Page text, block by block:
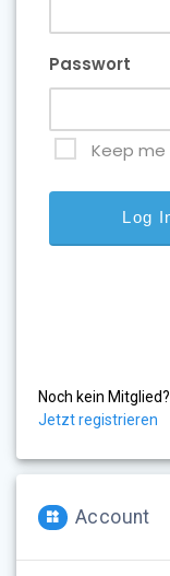
Passwort
Keep me
Noch kein Mitglied?
Jetzt registrieren
Account